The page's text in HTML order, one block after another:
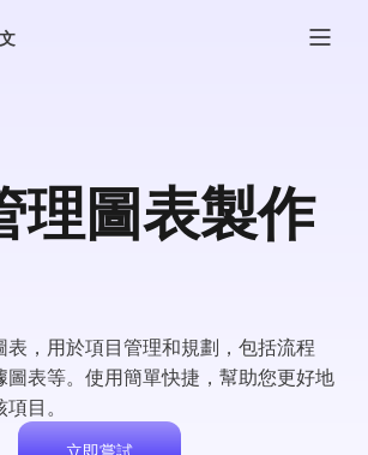
理圖表製作
，用於項目管理和規劃，包括流程
圖表等。使用簡單快捷，幫助您更好地
目。
立即嘗試